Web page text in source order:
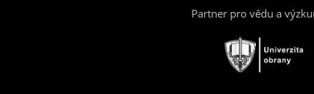
Partner pro vědu a